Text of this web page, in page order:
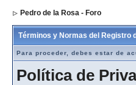
Pedro de la Rosa - Foro
Términos y Normas del Registro
Para proceder, debes estar de
Política de